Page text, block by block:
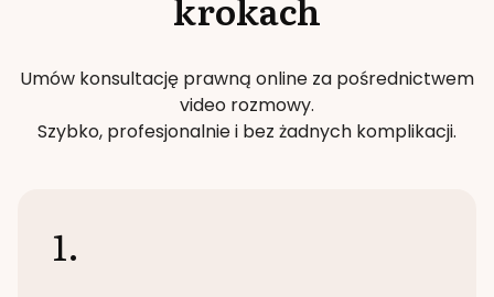
Umów konsultację prawną online za pośrednictwem
video rozmowy.
Szybko, profesjonalnie i bez żadnych komplikacji.
1.